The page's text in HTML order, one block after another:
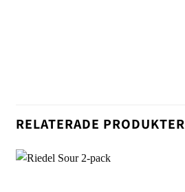
RELATERADE PRODUKTER